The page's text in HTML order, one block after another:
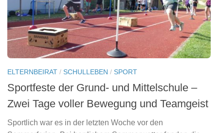
ELTERNBEIRAT / SCHULLEBEN / SPORT
Sportfeste der Grund- und Mittelschule –
Zwei Tage voller Bewegung und Teamgeist
Sportlich war es in der letzten Woche vor den